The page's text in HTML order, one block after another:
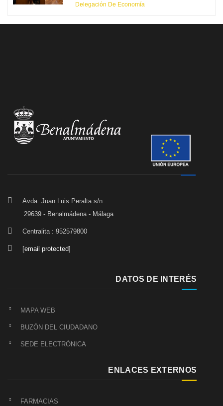
Delegación De Economía
Avda. Juan Luis Peralta s/n
29639 - Benalmádena - Málaga
Centralita : 952579800
[email protected]
DATOS DE INTERÉS
MAPA WEB
BUZÓN DEL CIUDADANO
SEDE ELECTRÓNICA
ENLACES EXTERNOS
FARMACIAS